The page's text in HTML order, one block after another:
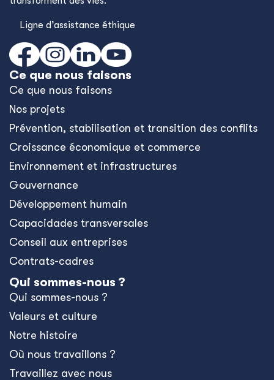
Ligne d’assistance éthique
Ce que nous faisons
Ce que nous faisons
Nos projets
Prévention, stabilisation et transition des conflits
Croissance économique et commerce
Environnement et infrastructures
Gouvernance
Développement humain
Capacidades transversales
Conseil aux entreprises
Contrats-cadres
Qui sommes-nous ?
Qui sommes-nous ?
Valeurs et culture
Notre histoire
Où nous travaillons ?
Travaillez avec nous